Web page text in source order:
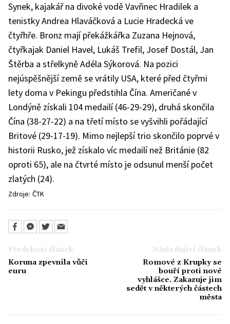
Synek, kajakář na divoké vodě Vavřinec Hradilek a
tenistky Andrea Hlaváčková a Lucie Hradecká ve
čtyřhře. Bronz mají překážkářka Zuzana Hejnová,
čtyřkajak Daniel Havel, Lukáš Trefil, Josef Dostál, Jan
Štěrba a střelkyně Adéla Sýkorová. Na pozici
nejúspěšnější země se vrátily USA, které před čtyřmi
lety doma v Pekingu předstihla Čína. Američané v
Londýně získali 104 medailí (46-29-29), druhá skončila
Čína (38-27-22) a na třetí místo se vyšvihli pořádající
Britové (29-17-19). Mimo nejlepší trio skončilo poprvé v
historii Rusko, jež získalo víc medailí než Británie (82
oproti 65), ale na čtvrté místo je odsunul menší počet
zlatých (24).
Zdroje: ČTK
Předchozí článek
Koruna zpevnila vůči
euru
Následující článek
Romové z Krupky se
bouří proti nové
vyhlášce. Zakazuje jim
sedět v některých částech
města